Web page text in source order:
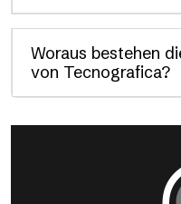
Woraus bestehen
von Tecnografica?